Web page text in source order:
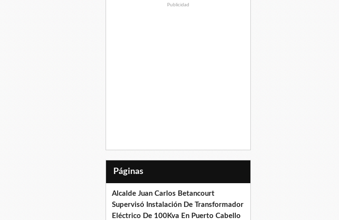
Publicidad
Páginas
Alcalde Juan Carlos Betancourt
Supervisó Instalación De Transformador
Eléctrico De 100Kva En Puerto Cabello